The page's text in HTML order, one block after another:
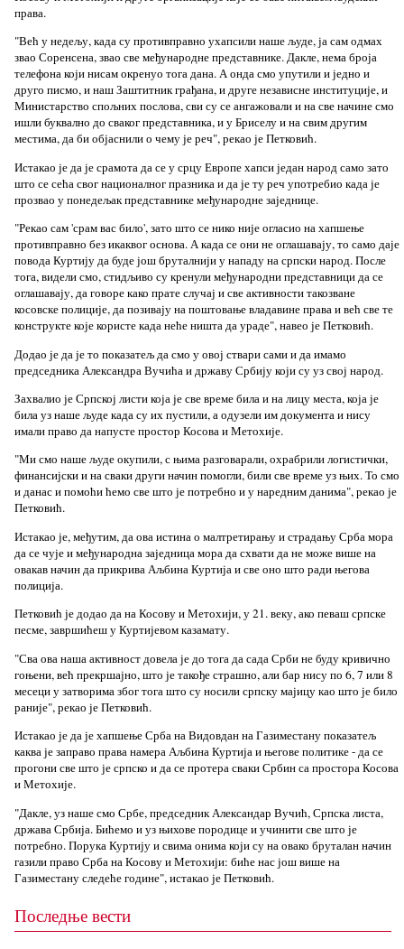
права.
"Већ у недељу, када су противправно ухапсили наше људе, ја сам одмах
звао Соренсена, звао све међународне представнике. Дакле, нема броја
телефона који нисам окренуо тога дана. А онда смо упутили и једно и
друго писмо, и наш Заштитник грађана, и друге независне институције, и
Министарство спољних послова, сви су се ангажовали и на све начине смо
ишли буквално до сваког представника, и у Бриселу и на свим другим
местима, да би објаснили о чему је реч", рекао је Петковић.
Истакао је да је срамота да се у срцу Европе хапси један народ само зато
што се сећа свог националног празника и да је ту реч употребио када је
прозвао у понедељак представнике међународне заједнице.
"Рекао сам 'срам вас било', зато што се нико није огласио на хапшење
противправно без икаквог основа. А када се они не оглашавају, то само даје
повода Куртију да буде још бруталнији у нападу на српски народ. После
тога, видели смо, стидљиво су кренули међународни представници да се
оглашавају, да говоре како прате случај и све активности такозване
косовске полиције, да позивају на поштовање владавине права и већ све те
конструкте које користе када неће ништа да ураде", навео је Петковић.
Додао је да је то показатељ да смо у овој ствари сами и да имамо
председника Александра Вучића и државу Србију који су уз свој народ.
Захвалио је Српској листи која је све време била и на лицу места, која је
била уз наше људе када су их пустили, а одузели им документа и нису
имали право да напусте простор Косова и Метохије.
"Ми смо наше људе окупили, с њима разговарали, охрабрили логистички,
финансијски и на сваки други начин помогли, били све време уз њих. То смо
и данас и помоћи ћемо све што је потребно и у наредним данима", рекао је
Петковић.
Истакао је, међутим, да ова истина о малтретирању и страдању Срба мора
да се чује и међународна заједница мора да схвати да не може више на
овакав начин да прикрива Аљбина Куртија и све оно што ради његова
полиција.
Петковић је додао да на Косову и Метохији, у 21. веку, ако певаш српске
песме, завршићеш у Куртијевом казамату.
"Сва ова наша активност довела је до тога да сада Срби не буду кривично
гоњени, већ прекршајно, што је такође страшно, али бар нису по 6, 7 или 8
месеци у затворима због тога што су носили српску мајицу као што је било
раније", рекао је Петковић.
Истакао је да је хапшење Срба на Видовдан на Газиместану показатељ
каква је заправо права намера Аљбина Куртија и његове политике - да се
прогони све што је српско и да се протера сваки Србин са простора Косова
и Метохије.
"Дакле, уз наше смо Србе, председник Александар Вучић, Српска листа,
држава Србија. Бићемо и уз њихове породице и учинити све што је
потребно. Порука Куртију и свима онима који су на овако бруталан начин
газили право Срба на Косову и Метохији: биће нас још више на
Газиместану следеће године", истакао је Петковић.
Последње вести